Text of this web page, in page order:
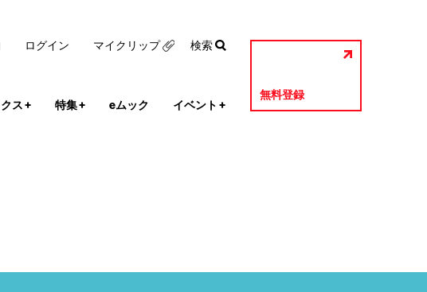
ス+ 特集+ eムック イベント +
無料登録
ログイン マイクリップ 検索